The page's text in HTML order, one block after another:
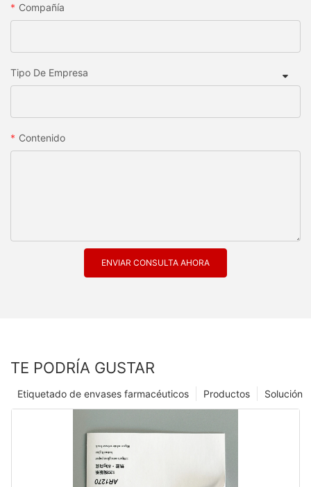
Compañía
Tipo De Empresa
Contenido
ENVIAR CONSULTA AHORA
TE PODRÍA GUSTAR
Solución
Productos
Etiquetado de envases farmacéuticos